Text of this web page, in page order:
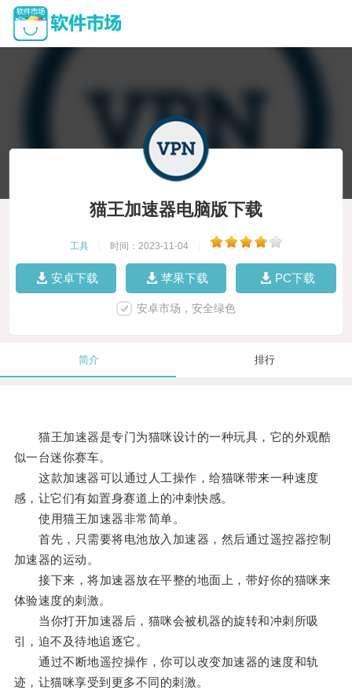
猫王加速器电脑版下载
工具 时间：2023-11-04
安卓下载 苹果下载 PC下载
安卓市场，安全绿色
简介 排行
猫王加速器是专门为猫咪设计的一种玩具，它的外观酷
似一台迷你赛车。
这款加速器可以通过人工操作，给猫咪带来一种速度
感，让它们有如置身赛道上的冲刺快感。
使用猫王加速器非常简单。
首先，只需要将电池放入加速器，然后通过遥控器控制
加速器的运动。
接下来，将加速器放在平整的地面上，带好你的猫咪来
体验速度的刺激。
当你打开加速器后，猫咪会被机器的旋转和冲刺所吸
引，迫不及待地追逐它。
通过不断地遥控操作，你可以改变加速器的速度和轨
迹，让猫咪享受到更多不同的刺激。